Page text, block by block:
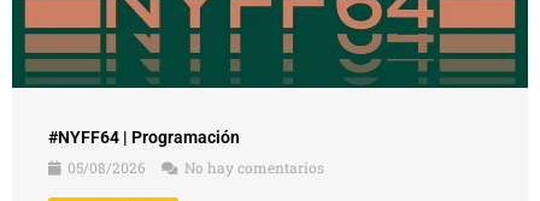
#NYFF64 | Programación
05/08/2026
No hay comentarios